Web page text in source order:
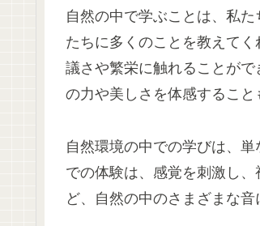
自然の中で学ぶことは、私
たちに多くのことを教えて
議さや繁栄に触れることが
の力や美しさを体感すること
自然環境の中での学びは、
での体験は、感覚を刺激し
ど、自然の中のさまざまな